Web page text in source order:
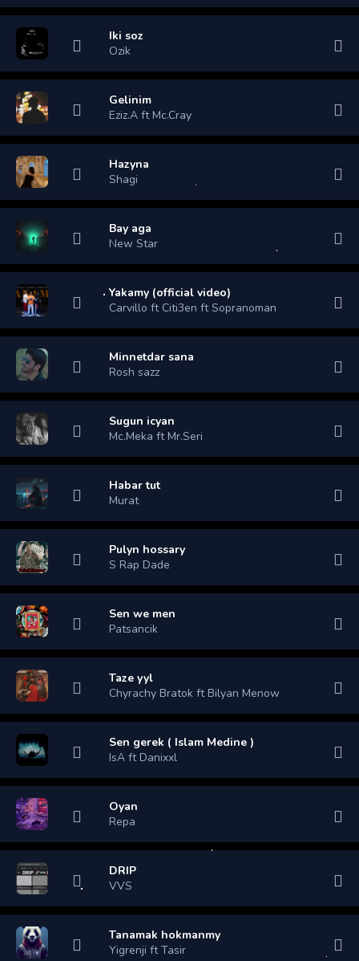
Iki soz
Ozik
Gelinim
Eziz.A ft Mc.Cray
Hazyna
Shagi
Bay aga
New Star
Yakamy (official video)
Carvillo ft Citi3en ft Sopranoman
Minnetdar sana
Rosh sazz
Sugun icyan
Mc.Meka ft Mr.Seri
Habar tut
Murat
Pulyn hossary
S Rap Dade
Sen we men
Patsancik
Taze yyl
Chyrachy Bratok ft Bilyan Menow
Sen gerek ( Islam Medine )
IsA ft Danixxl
Oyan
Repa
DRIP
VVS
Tanamak hokmanmy
Yigrenji ft Tasir